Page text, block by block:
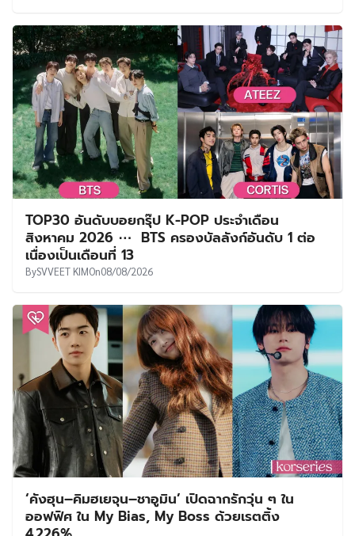
TOP30 อันดับบอยกรุ๊ป K-POP ประจำเดือน
สิงหาคม 2026 ⋯ BTS ครองบัลลังก์อันดับ 1 ต่อ
เนื่องเป็นเดือนที่ 13
BySVVEET KIMOn08/08/2026
‘คังฮุน–คิมฮเยจุน–ชาอูมิน’ เปิดฉากรักวุ่น ๆ ใน
ออฟฟิศ ใน My Bias, My Boss ด้วยเรตติ้ง